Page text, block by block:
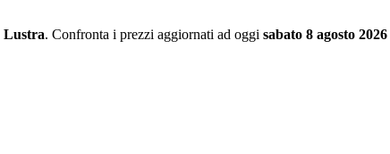
Lustra. Confronta i prezzi aggiornati ad oggi sabato 8 agosto 2026